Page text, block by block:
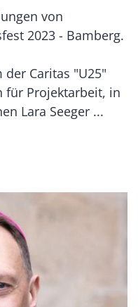
von
2023 - Bamberg.
Caritas "U25"
für Projektarbeit, in
Lara Seeger ...